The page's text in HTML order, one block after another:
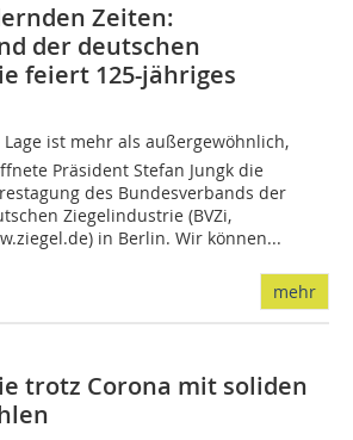
Zeiten:
der deutschen
feiert 125-jähriges
Lage ist mehr als außergewöhnlich,
Präsident Stefan Jungk die
des Bundesverbands der
Ziegelindustrie (BVZi,
in Berlin. Wir können...
mehr
trotz Corona mit soliden